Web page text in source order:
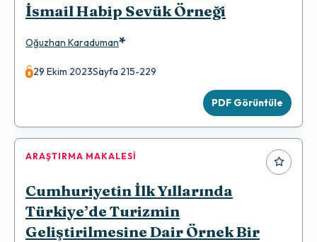
İsmail Habip Sevük Örneği
Oğuzhan Karaduman*
29 Ekim 2023Sayfa 215-229
PDF Görüntüle
ARAŞTIRMA MAKALESI
Cumhuriyetin İlk Yıllarında
Türkiye’de Turizmin
Geliştirilmesine Dair Örnek Bir